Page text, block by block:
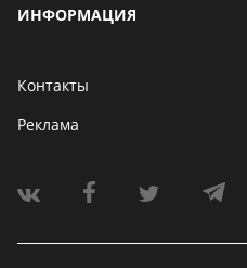
ИНФОРМАЦИЯ
Контакты
Реклама